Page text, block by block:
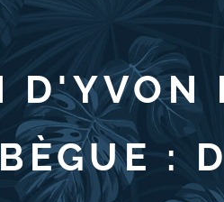
D'YVON
: